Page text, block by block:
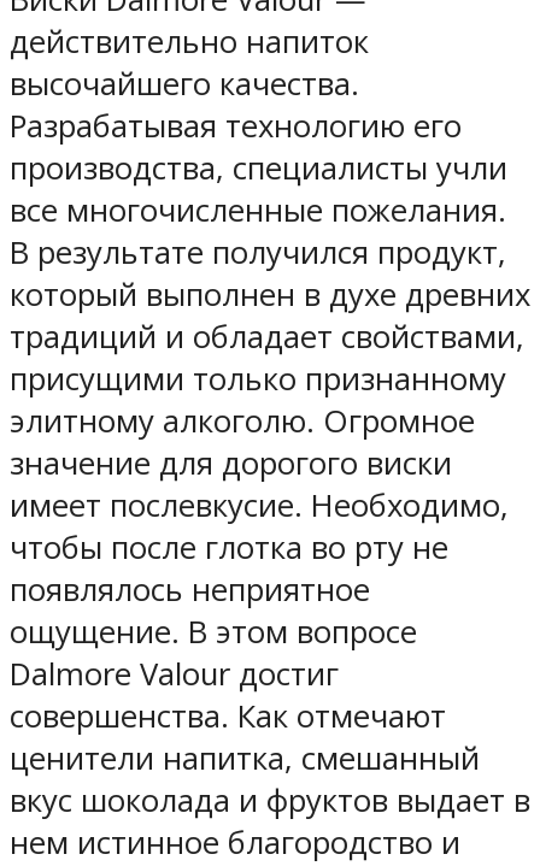
действительно напиток
высочайшего качества.
Разрабатывая технологию его
производства, специалисты учли
все многочисленные пожелания.
В результате получился продукт,
который выполнен в духе древних
традиций и обладает свойствами,
присущими только признанному
элитному алкоголю. Огромное
значение для дорогого виски
имеет послевкусие. Необходимо,
чтобы после глотка во рту не
появлялось неприятное
ощущение. В этом вопросе
Dalmore Valour достиг
совершенства. Как отмечают
ценители напитка, смешанный
вкус шоколада и фруктов выдает в
нем истинное благородство и